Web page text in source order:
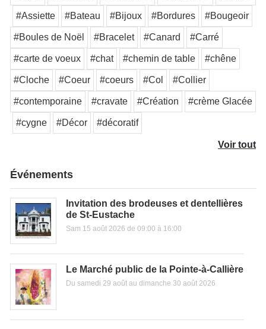
#Assiette #Bateau #Bijoux #Bordures #Bougeoir
#Boules de Noël #Bracelet #Canard #Carré
#carte de voeux #chat #chemin de table #chêne
#Cloche #Coeur #coeurs #Col #Collier
#contemporaine #cravate #Création #crème Glacée
#cygne #Décor #décoratif
Voir tout
Événements
Invitation des brodeuses et dentellières
de St-Eustache
Sam 15 août 2026 de 09:00 à 16:00
Le Marché public de la Pointe-à-Callière
Du samedi 29 août au dimanche 30 août 2026